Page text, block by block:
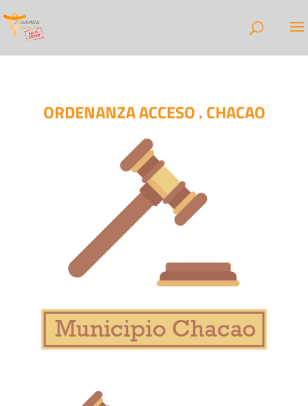
ORDENANZA ACCESO . CHACAO